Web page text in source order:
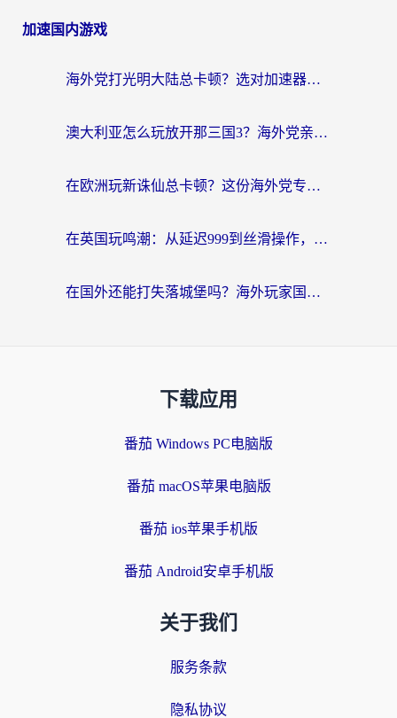
加速国内游戏
海外党打光明大陆总卡顿？选对加速器才是关键！（附亲测好用的推荐）
澳大利亚怎么玩放开那三国3？海外党亲测有效的国服游戏加速指南
在欧洲玩新诛仙总卡顿？这份海外党专属加速器指南帮你解决延迟难题
在英国玩鸣潮：从延迟999到丝滑操作，我是怎么做到的？
在国外还能打失落城堡吗？海外玩家国服游戏加速终极指南（附北美玩online加速器下载技巧）
下载应用
番茄 Windows PC电脑版
番茄 macOS苹果电脑版
番茄 ios苹果手机版
番茄 Android安卓手机版
关于我们
服务条款
隐私协议